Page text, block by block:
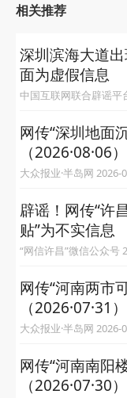
相关推荐
深圳滨海大道
面为虚假信息
网传“深圳地面
（2026·08·06）
大众报业·半
辟谣！网传“许
贴”为不实信息
“
网传“河南两市
（2026·07·31）
大众报业·半
网传“河南南阳
（2026·07·30）